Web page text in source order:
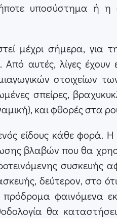
υποσύστημα ή
μέχρι σήμερα,
αυτές, λίγες
στοιχείων
σπείρες,
και φθορές στα
είδους κάθε
βλαβών που θα
δεύτερον, στο
πρόδρομα
θα